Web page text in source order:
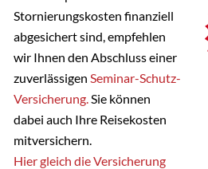
Stornierungskosten finanziell
abgesichert sind, empfehlen
wir Ihnen den Abschluss einer
zuverlässigen Seminar-Schutz-
Versicherung. Sie können
dabei auch Ihre Reisekosten
mitversichern.
Hier gleich die Versicherung